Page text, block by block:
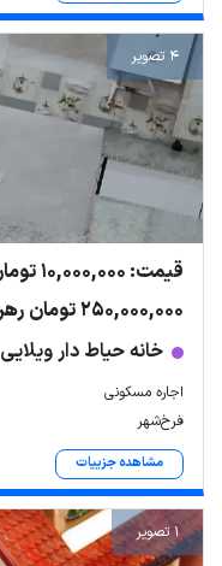
4 تصویر
قیمت: 10,000,000 تومان اجاره
250,000,000 تومان رهن
خانه حیاط دار ویلایی
اجاره مسکونی
فرخ‌شهر
مشاهده جزییات
1 تصویر